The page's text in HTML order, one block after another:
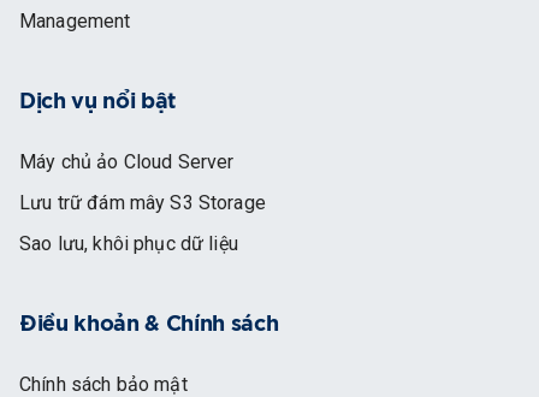
Management
Dịch vụ nổi bật
Máy chủ ảo Cloud Server
Lưu trữ đám mây S3 Storage
Sao lưu, khôi phục dữ liệu
Điều khoản & Chính sách
Chính sách bảo mật